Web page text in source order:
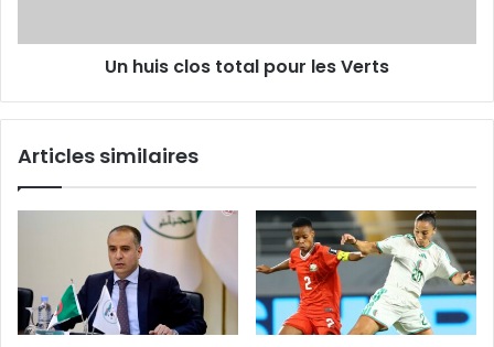
Un huis clos total pour les Verts
Articles similaires